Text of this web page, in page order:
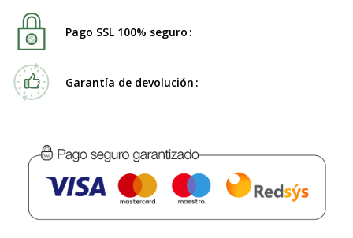
Pago SSL 100% seguro
Garantía de devolución